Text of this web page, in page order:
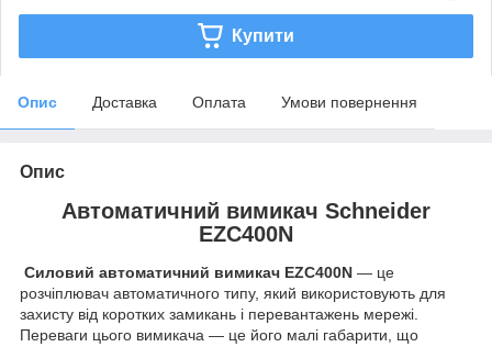
Купити
Опис Доставка Оплата Умови повернення
Опис
Автоматичний вимикач Schneider
EZC400N
Силовий автоматичний вимикач EZC400N — це
розчіплювач автоматичного типу, який використовують для
захисту від коротких замикань і перевантажень мережі.
Переваги цього вимикача — це його малі габарити, що